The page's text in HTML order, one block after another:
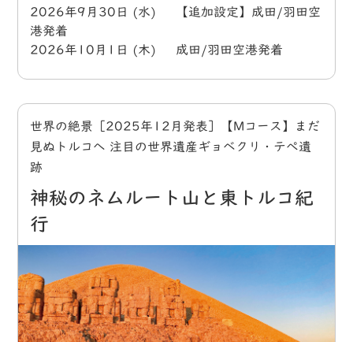
2026年9月30日 (水) 【追加設定】成田/羽田空
港発着
2026年10月1日 (木) 成田/羽田空港発着
世界の絶景［2025年12月発表］【Mコース】まだ
見ぬトルコへ 注目の世界遺産ギョベクリ・テぺ遺
跡
神秘のネムルート山と東トルコ紀
行